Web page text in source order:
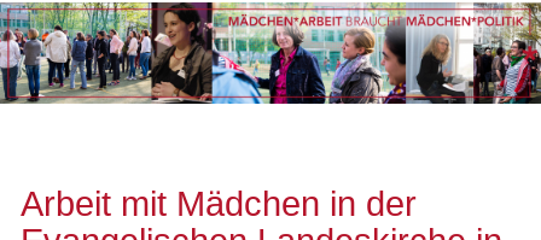
Unsere Mitglieder
Arbeit mit Mädchen in der